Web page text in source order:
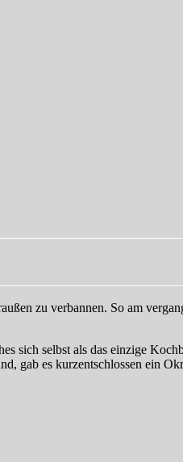
zu verbannen. So am
sich selbst als das einzige
gab es kurzentschlossen ein